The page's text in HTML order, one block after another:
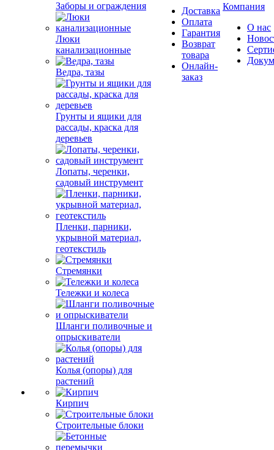
Заборы и ограждения
Люки
канализационные
Ведра, тазы
Грунты и ящики для
рассады, краска для
деревьев
Лопаты, черенки,
садовый инструмент
Пленки, парники,
укрывной материал,
геотекстиль
Стремянки
Тележки и колеса
Шланги поливочные и
опрыскиватели
Колья (опоры) для
растений
Кирпич
Строительные блоки
Доставка
Оплата
Гарантия
Возврат
товара
Онлайн-
заказ
Компания
О нас